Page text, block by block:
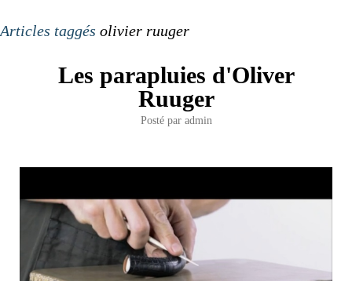
Articles taggés olivier ruuger
Les parapluies d'Oliver
Ruuger
Posté par admin